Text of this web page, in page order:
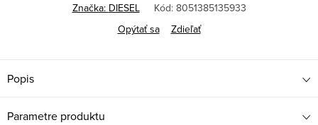
Značka: DIESEL Kód: 8051385135933
Opýtať sa
Zdieľať
Popis
Parametre produktu